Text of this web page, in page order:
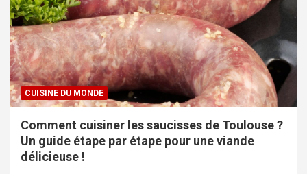
CUISINE DU MONDE
Comment cuisiner les saucisses de Toulouse ?
Un guide étape par étape pour une viande
délicieuse !